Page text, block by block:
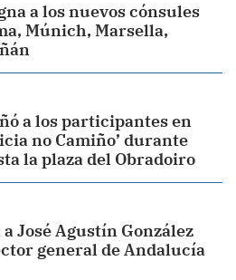
a los nuevos cónsules
Múnich, Marsella,
a los participantes en
no Camiño’ durante
la plaza del Obradoiro
José Agustín González
general de Andalucía